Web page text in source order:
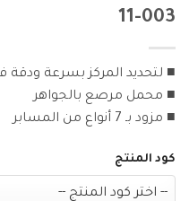
003-11
■ لتحديد المركز بسرعة ودقة
■ محمل مرصع بالجواهر
■ مزود بـ 7 أنواع من المسابر
كود المنتج